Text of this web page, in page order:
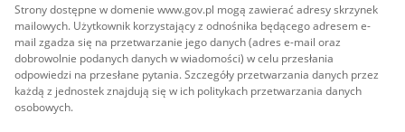
Strony dostępne w domenie www.gov.pl mogą zawierać adresy skrzynek
mailowych. Użytkownik korzystający z odnośnika będącego adresem e-
mail zgadza się na przetwarzanie jego danych (adres e-mail oraz
dobrowolnie podanych danych w wiadomości) w celu przesłania
odpowiedzi na przesłane pytania. Szczegóły przetwarzania danych przez
każdą z jednostek znajdują się w ich politykach przetwarzania danych
osobowych.